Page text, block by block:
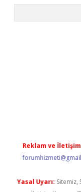
Reklam ve
Yasal Uyarı: Sitemiz,